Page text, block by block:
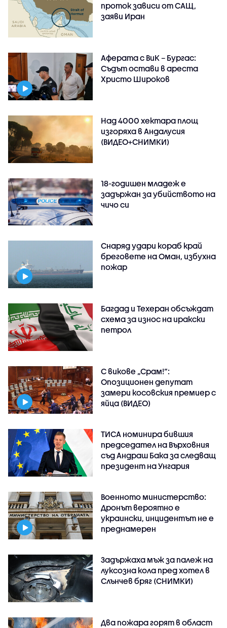
проток зависи от САЩ,
заяви Иран
Аферата с ВиК – Бургас:
Съдът остави в ареста
Христо Широков
Над 4000 хектара площ
изгоряха в Андалусия
(ВИДЕО+СНИМКИ)
18-годишен младеж е
задържан за убийството на
чичо си
Снаряд удари кораб край
бреговете на Оман, избухна
пожар
Багдад и Техеран обсъждат
схема за износ на иракски
петрол
С викове „Срам!“:
Опозиционен депутат
замери косовския премиер с
яйца (ВИДЕО)
ТИСА номинира бившия
председател на Върховния
съд Андраш Бака за следващ
президент на Унгария
Военното министерство:
Дронът вероятно е
украински, инцидентът не е
преднамерен
Задържаха мъж за палеж на
луксозна кола пред хотел в
Слънчев бряг (СНИМКИ)
Два пожара горят в област